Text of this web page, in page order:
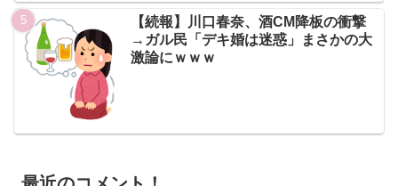
【続報】川口春奈、酒CM降板の衝撃
→ガル民「デキ婚は迷惑」まさかの大
激論にｗｗｗ